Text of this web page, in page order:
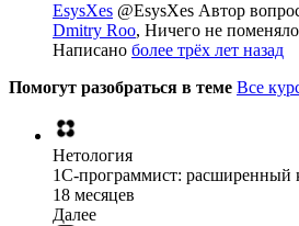
EsysXes @EsysXes Автор
Dmitry Roo, Ничего не
Написано более трёх лет назад
Помогут разобраться в теме Все
Нетология
1C-программист: расширенный
18 месяцев
Далее